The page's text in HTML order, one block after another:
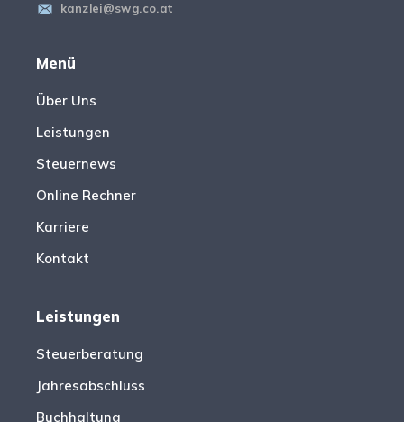
kanzlei@swg.co.at
Menü
Über Uns
Leistungen
Steuernews
Online Rechner
Karriere
Kontakt
Leistungen
Steuerberatung
Jahresabschluss
Buchhaltung